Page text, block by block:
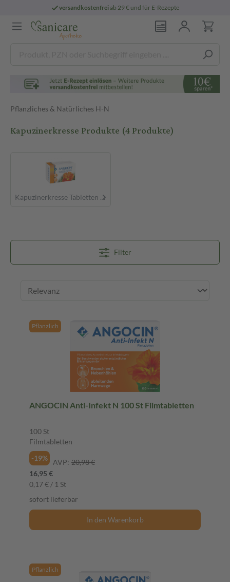
versandkostenfreiab 29 € und für E-Rezepte
Pflanzliches & Natürliches H-N
Kapuzinerkresse Produkte (4 Produkte)
Kapuzinerkresse Tabletten
Filter
Pflanzlich
ANGOCIN Anti-Infekt N 100 St Filmtabletten
100 St
Filmtabletten
-19%
AVP: 20,98 €
16,95 €
0,17 € / 1 St
sofort lieferbar
In den Warenkorb
Pflanzlich